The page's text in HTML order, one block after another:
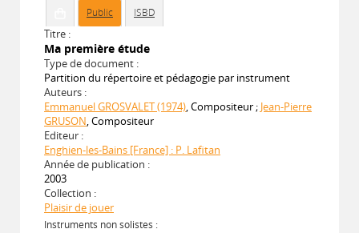
Public ISBD
Titre :
Ma première étude
Type de document :
Partition du répertoire et pédagogie par instrument
Auteurs :
Emmanuel GROSVALET (1974), Compositeur ; Jean-Pierre
GRUSON, Compositeur
Editeur :
Enghien-les-Bains [France] : P. Lafitan
Année de publication :
2003
Collection :
Plaisir de jouer
Instruments non solistes :